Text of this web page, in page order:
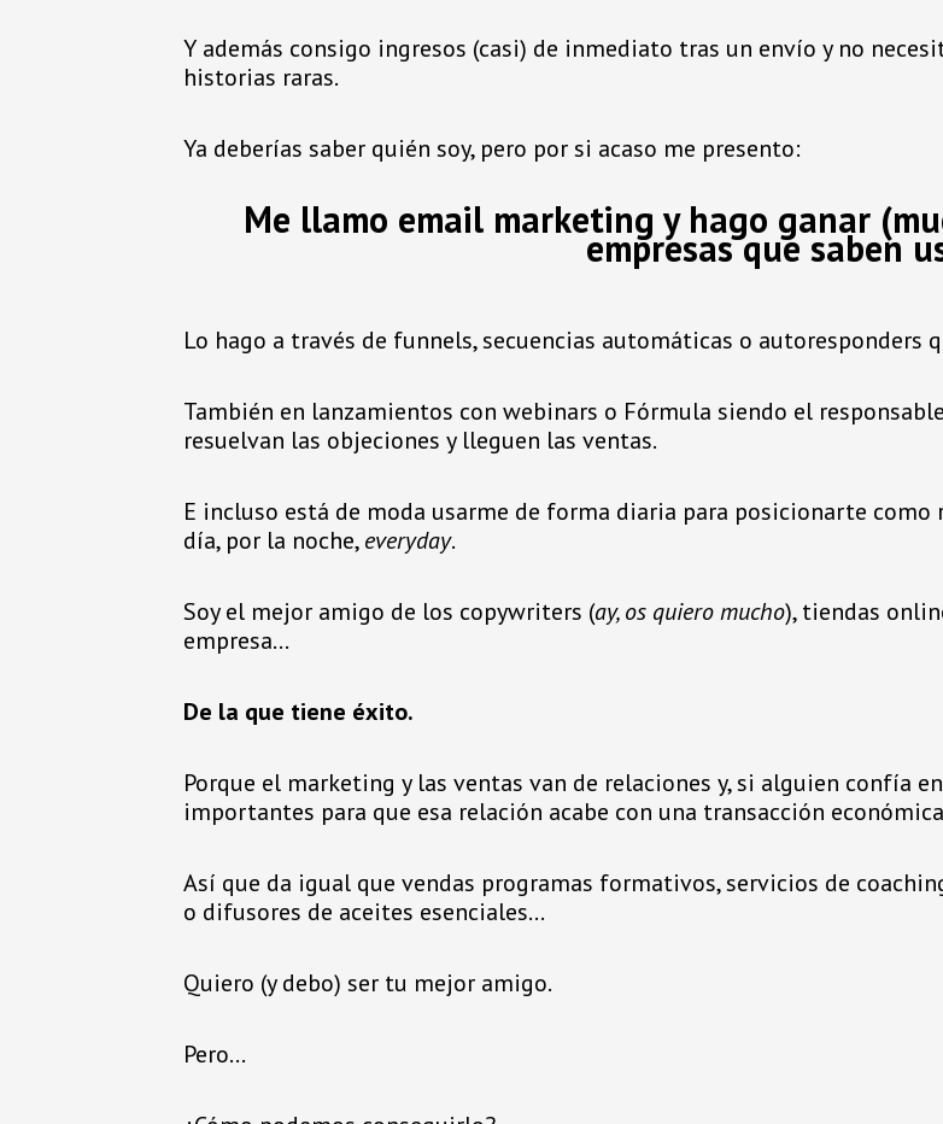
Y además consigo ingresos (casi) de inmediato tras un envío y no
historias raras.
Ya deberías saber quién soy, pero por si acaso me presento:
Me llamo email marketing y hago ganar
empresas que saben
Lo hago a través de funnels, secuencias automáticas o autoresponders
También en lanzamientos con webinars o Fórmula siendo el
resuelvan las objeciones y lleguen las ventas.
E incluso está de moda usarme de forma diaria para posicionarte
día, por la noche,everyday.
Soy el mejor amigo de los copywriters (ay, os quiero mucho), tiendas
empresa…
De la que tiene éxito.
Porque el marketing y las ventas van de relaciones y, si alguien confía
importantes para que esa relación acabe con una transacción
Así que da igual que vendas programas formativos, servicios de
o difusores de aceites esenciales…
Quiero (y debo) ser tu mejor amigo.
Pero…